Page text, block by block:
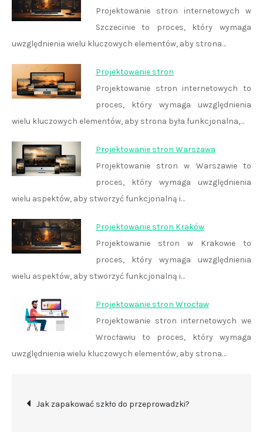
Projektowanie stron internetowych w
Szczecinie to proces, który wymaga
uwzględnienia wielu kluczowych elementów, aby strona…
Projektowanie stron
Projektowanie stron internetowych to
proces, który wymaga uwzględnienia
wielu kluczowych elementów, aby strona była funkcjonalna,…
Projektowanie stron Warszawa
Projektowanie stron w Warszawie to
proces, który wymaga uwzględnienia
wielu aspektów, aby stworzyć funkcjonalną i…
Projektowanie stron Kraków
Projektowanie stron w Krakowie to
proces, który wymaga uwzględnienia
wielu aspektów, aby stworzyć funkcjonalną i…
Projektowanie stron Wrocław
Projektowanie stron internetowych we
Wrocławiu to proces, który wymaga
uwzględnienia wielu kluczowych elementów, aby strona…
Nawigacja
Jak zapakować szkło do przeprowadzki?